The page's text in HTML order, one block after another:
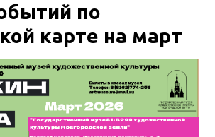
по
карте на март